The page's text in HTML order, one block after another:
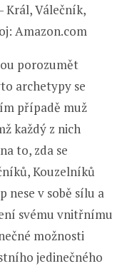
Král, Válečník,
Amazon.com
porozumět
archetypy se
případě muž
každý z nich
to, zda se
Kouzelníků
nese v sobě sílu a
svému vnitřnímu
možnosti
jedinečného